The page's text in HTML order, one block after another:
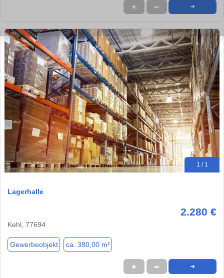
★ ➦ ➜
1 / 1
Lagerhalle
2.280 €
Kehl, 77694
Gewerbeobjekt ca. 380,00 m²
★ ➦ ➜